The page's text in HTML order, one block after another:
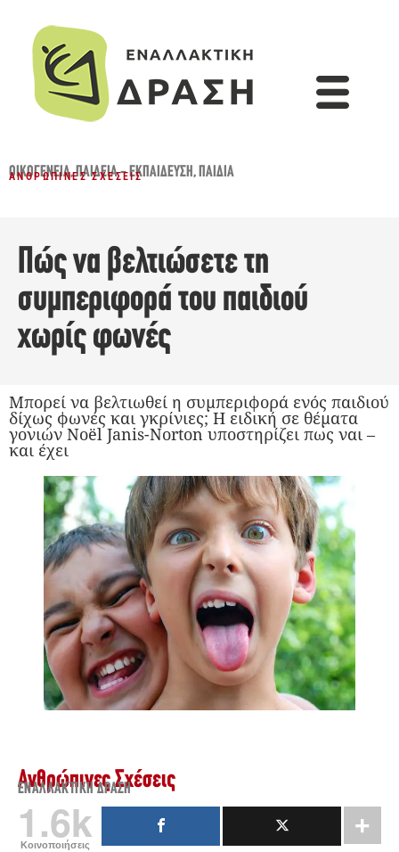
ΟΙΚΟΓΈΝΕΙΑ,ΠΑΙΔΕΊΑ - ΕΚΠΑΊΔΕΥΣΗ,ΠΑΙΔΙΆ
ΑΝΘΡΏΠΙΝΕΣ ΣΧΈΣΕΙΣ
Πώς να βελτιώσετε τη
συμπεριφορά του παιδιού
χωρίς φωνές
Μπορεί να βελτιωθεί η συμπεριφορά ενός παιδιού
δίχως φωνές και γκρίνιες; Η ειδική σε θέματα
γονιών Noël Janis-Norton υποστηρίζει πως ναι –
και έχει
Ανθρώπινες Σχέσεις
ΕΝΑΛΛΑΚΤΙΚΉ ΔΡΆΣΗ
1.6k
Κοινοποιήσεις